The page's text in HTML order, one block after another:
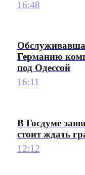
16:48
Германию
под Одессой
16:11
В Госдуме
стоит ждать
12:12